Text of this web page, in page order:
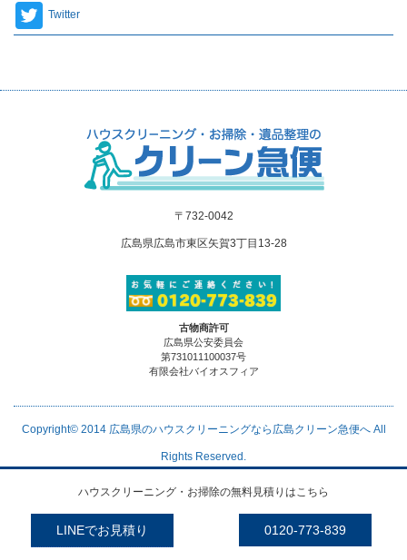
Twitter
〒732-0042
広島県広島市東区矢賀3丁目13-28
古物商許可
広島県公安委員会
第731011100037号
有限会社バイオスフィア
Copyright© 2014 広島県のハウスクリーニングなら広島クリーン急便へAll
Rights Reserved.
ハウスクリーニング・お掃除の無料見積りはこちら
LINEでお見積り 0120-773-839